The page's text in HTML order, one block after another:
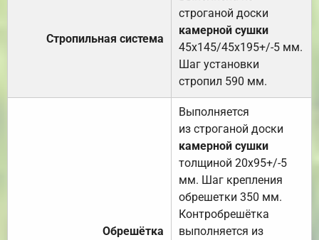
Стропильная система
строганой доски
камерной сушки
45х145/45х195+/-5 мм.
Шаг установки
стропил 590 мм.
Обрешётка
Выполняется
из строганой доски
камерной сушки
толщиной 20х95+/-5
мм. Шаг крепления
обрешетки 350 мм.
Контробрешётка
выполняется из